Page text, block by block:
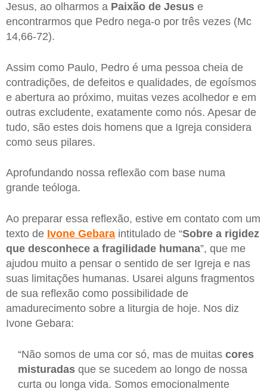
Jesus, ao olharmos a Paixão de Jesus e
encontrarmos que Pedro nega-o por três vezes (Mc
14,66-72).
Assim como Paulo, Pedro é uma pessoa cheia de
contradições, de defeitos e qualidades, de egoísmos
e abertura ao próximo, muitas vezes acolhedor e em
outras excludente, exatamente como nós. Apesar de
tudo, são estes dois homens que a Igreja considera
como seus pilares.
Aprofundando nossa reflexão com base numa
grande teóloga.
Ao preparar essa reflexão, estive em contato com um
texto de Ivone Gebara intitulado de “Sobre a rigidez
que desconhece a fragilidade humana”, que me
ajudou muito a pensar o sentido de ser Igreja e nas
suas limitações humanas. Usarei alguns fragmentos
de sua reflexão como possibilidade de
amadurecimento sobre a liturgia de hoje. Nos diz
Ivone Gebara:
“Não somos de uma cor só, mas de muitas cores
misturadas que se sucedem ao longo de nossa
curta ou longa vida. Somos emocionalmente